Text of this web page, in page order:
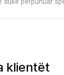
klientët